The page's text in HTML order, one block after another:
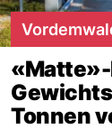
Tonnen